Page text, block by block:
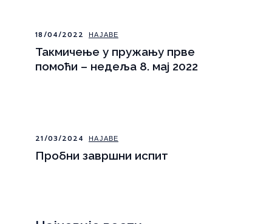
18/04/2022 НАЈАВЕ
Такмичење у пружању прве
помоћи – недеља 8. мај 2022
21/03/2024 НАЈАВЕ
Пробни завршни испит